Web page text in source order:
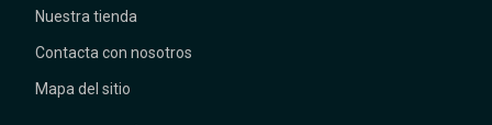
Nuestra tienda
Contacta con nosotros
Mapa del sitio